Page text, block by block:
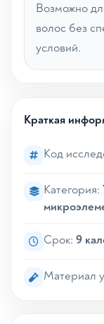
Возможно
волос без
условий.
Краткая
Код
Категория:
Срок: 9
Материал